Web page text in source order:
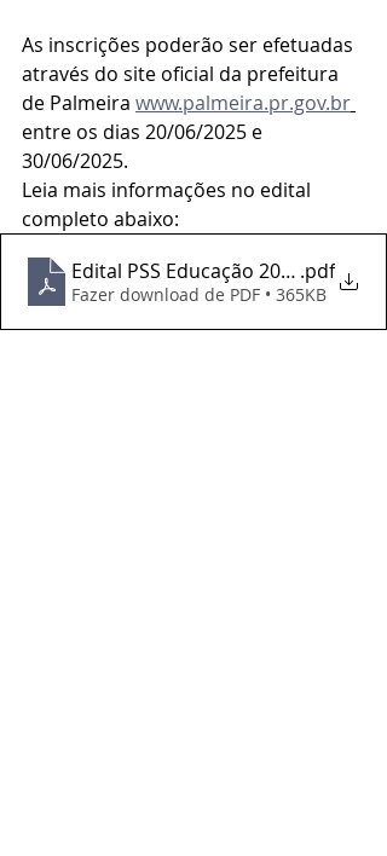
As inscrições poderão ser efetuadas
através do site oficial da prefeitura
de Palmeira www.palmeira.pr.gov.br
entre os dias 20/06/2025 e
30/06/2025.
Leia mais informações no edital
completo abaixo:
Edital PSS Educação 2025 versão
.pdf
Fazer download de PDF • 365KB